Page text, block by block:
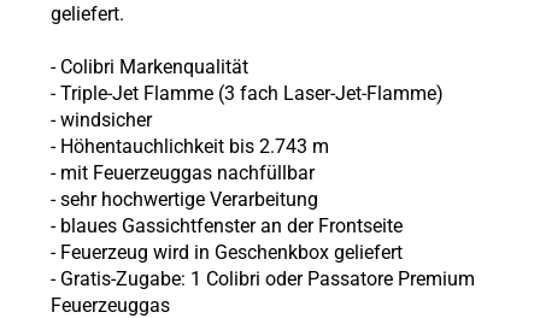
geliefert.
- Colibri Markenqualität
- Triple-Jet Flamme (3 fach Laser-Jet-Flamme)
- windsicher
- Höhentauchlichkeit bis 2.743 m
- mit Feuerzeuggas nachfüllbar
- sehr hochwertige Verarbeitung
- blaues Gassichtfenster an der Frontseite
- Feuerzeug wird in Geschenkbox geliefert
- Gratis-Zugabe: 1 Colibri oder Passatore Premium
Feuerzeuggas